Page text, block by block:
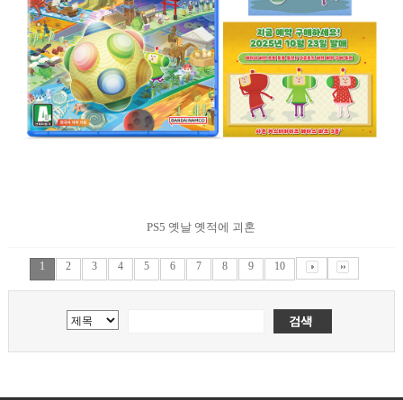
PS5 옛날 옛적에 괴혼
1 2 3 4 5 6 7 8 9 10